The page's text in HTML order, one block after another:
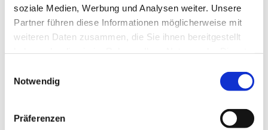
soziale Medien, Werbung und Analysen weiter. Unsere
Partner führen diese Informationen möglicherweise mit
weiteren Daten zusammen, die Sie ihnen bereitgestellt
Notwendig
Präferenzen